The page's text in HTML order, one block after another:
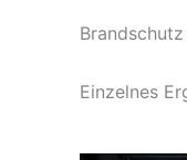
Einzelnes